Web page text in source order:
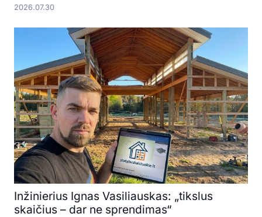
2026.07.30
Inžinierius Ignas Vasiliauskas: „tikslus
skaičius – dar ne sprendimas“